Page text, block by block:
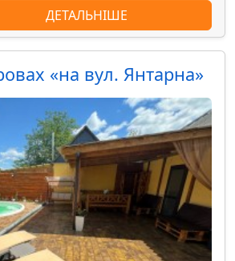
ДЕТАЛЬНІШЕ
«на вул. Янтарна»